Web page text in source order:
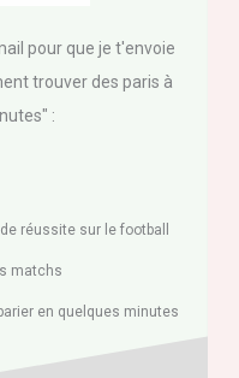
pour que je t'envoie
trouver des paris à
:
réussite sur le football
matchs
en quelques minutes